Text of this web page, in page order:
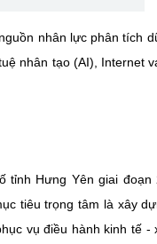
nhân lực phân tích
nhân tạo (AI), Internet
tỉnh Hưng Yên giai đoạn
tiêu trọng tâm là xây
vụ điều hành kinh tế -